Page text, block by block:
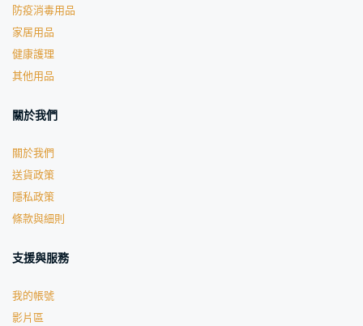
防疫消毒用品
家居用品
健康護理
其他用品
關於我們
關於我們
送貨政策
隱私政策
條款與細則
支援與服務
我的帳號
影片區